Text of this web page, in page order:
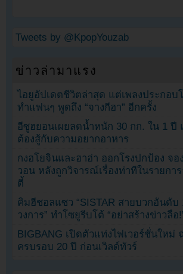
Tweets by @KpopYouzab
ข่าวล่ามาแรง
ไอยูอัปเดตชีวิตล่าสุด แต่เพลงประกอบ
ทำแฟนๆ พูดถึง “จางกีฮา” อีกครั้ง
อีซูฮยอนเผยลดน้ำหนัก 30 กก. ใน 1 ปี
ต้องสู้กับความอยากอาหาร
กงฮโยจินและฮาฮ่า ออกโรงปกป้อง จอ
วอน หลังถูกวิจารณ์เรื่องท่าทีในรายการ
ตี้
คิมฮีชอลแซว “SISTAR สายบวกอันดับ
วงการ” ทำโซยูรีบโต้ “อย่าสร้างข่าวลือ
BIGBANG เปิดตัวแท่งไฟเวอร์ชั่นใหม่
ครบรอบ 20 ปี ก่อนเวิลด์ทัวร์